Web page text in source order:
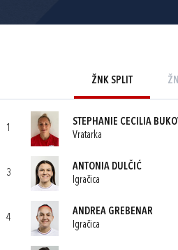
ŽNK SPLIT
1
STEPHANIE CECILIA
Vratarka
3
ANTONIA DULČIĆ
Igračica
4
ANDREA GREBENAR
Igračica